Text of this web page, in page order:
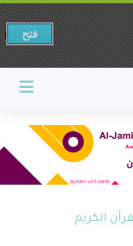
الكريم
فتح